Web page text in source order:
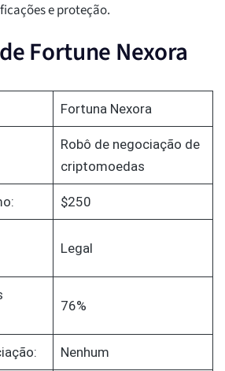
e proteção.
Fortune Nexora
Fortuna Nexora
Robô de negociação de
criptomoedas
$250
Legal
76%
Nenhum